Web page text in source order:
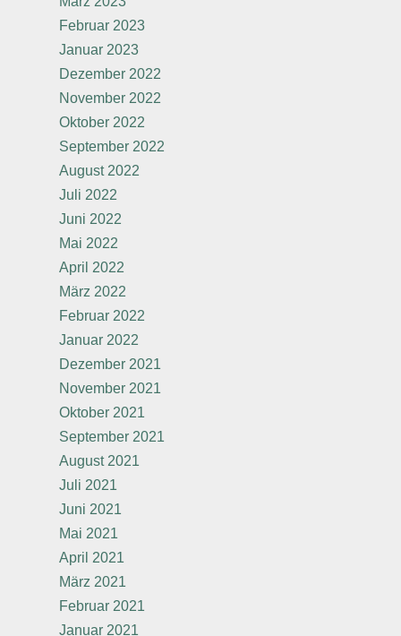
Februar 2023
Januar 2023
Dezember 2022
November 2022
Oktober 2022
September 2022
August 2022
Juli 2022
Juni 2022
Mai 2022
April 2022
März 2022
Februar 2022
Januar 2022
Dezember 2021
November 2021
Oktober 2021
September 2021
August 2021
Juli 2021
Juni 2021
Mai 2021
April 2021
März 2021
Februar 2021
Januar 2021